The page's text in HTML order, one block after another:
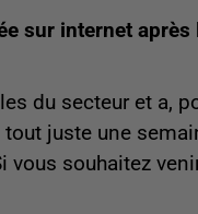
sur internet
du secteur et a,
juste une
vous souhaitez